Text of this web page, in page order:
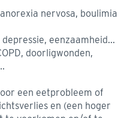
nervosa, boulimia
eenzaamheid...
doorligwonden,
een eetprobleem of
en (een hoger